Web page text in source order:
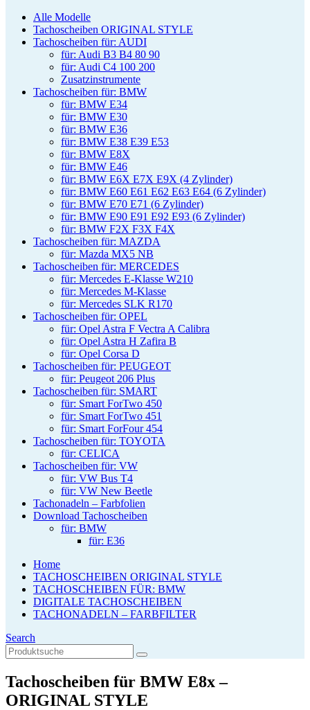
Alle Modelle
Tachoscheiben ORIGINAL STYLE
Tachoscheiben für: AUDI
für: Audi B3 B4 80 90
für: Audi C4 100 200
Zusatzinstrumente
Tachoscheiben für: BMW
für: BMW E34
für: BMW E30
für: BMW E36
für: BMW E38 E39 E53
für: BMW E8X
für: BMW E46
für: BMW E6X E7X E9X (4 Zylinder)
für: BMW E60 E61 E62 E63 E64 (6 Zylinder)
für: BMW E70 E71 (6 Zylinder)
für: BMW E90 E91 E92 E93 (6 Zylinder)
für: BMW F2X F3X F4X
Tachoscheiben für: MAZDA
für: Mazda MX5 NB
Tachoscheiben für: MERCEDES
für: Mercedes E-Klasse W210
für: Mercedes M-Klasse
für: Mercedes SLK R170
Tachoscheiben für: OPEL
für: Opel Astra F Vectra A Calibra
für: Opel Astra H Zafira B
für: Opel Corsa D
Tachoscheiben für: PEUGEOT
für: Peugeot 206 Plus
Tachoscheiben für: SMART
für: Smart ForTwo 450
für: Smart ForTwo 451
für: Smart ForFour 454
Tachoscheiben für: TOYOTA
für: CELICA
Tachoscheiben für: VW
für: VW Bus T4
für: VW New Beetle
Tachonadeln – Farbfolien
Download Tachoscheiben
für: BMW
für: E36
Home
TACHOSCHEIBEN ORIGINAL STYLE
TACHOSCHEIBEN FÜR: BMW
DIGITALE TACHOSCHEIBEN
TACHONADELN – FARBFILTER
Search
Tachoscheiben für BMW E8x –
ORIGINAL STYLE